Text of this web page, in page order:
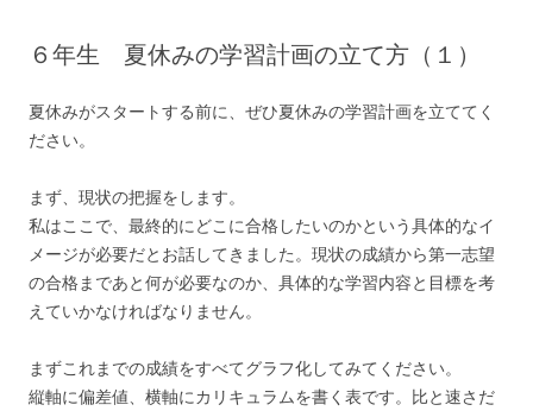
６年生 夏休みの学習計画の立て方（１）
夏休みがスタートする前に、ぜひ夏休みの学習計画を立ててく
ださい。
まず、現状の把握をします。
私はここで、最終的にどこに合格したいのかという具体的なイ
メージが必要だとお話してきました。現状の成績から第一志望
の合格まであと何が必要なのか、具体的な学習内容と目標を考
えていかなければなりません。
まずこれまでの成績をすべてグラフ化してみてください。
縦軸に偏差値、横軸にカリキュラムを書く表です。比と速さだ